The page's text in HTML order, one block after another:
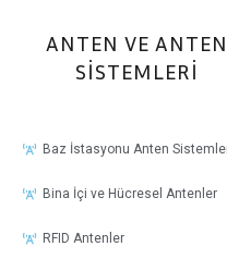
ANTEN VE ANTEN
SISTEMLERI
Baz İstasyonu Anten
Bina İçi ve Hücresel Antenler
RFID Antenler